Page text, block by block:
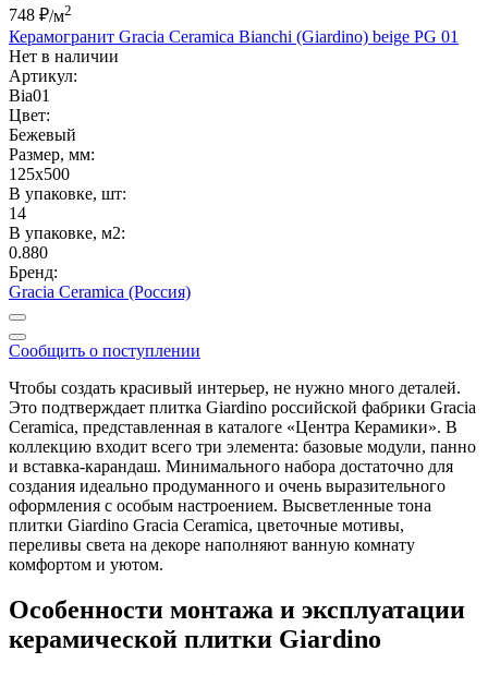
748 ₽/м2
Керамогранит Gracia Ceramica Bianchi (Giardino) beige PG 01
Нет в наличии
Артикул:
Bia01
Цвет:
Бежевый
Размер, мм:
125x500
В упаковке, шт:
14
В упаковке, м2:
0.880
Бренд:
Gracia Ceramica (Россия)
Сообщить о поступлении
Чтобы создать красивый интерьер, не нужно много деталей.
Это подтверждает плитка Giardino российской фабрики Gracia
Ceramica, представленная в каталоге «Центра Керамики». В
коллекцию входит всего три элемента: базовые модули, панно
и вставка-карандаш. Минимального набора достаточно для
создания идеально продуманного и очень выразительного
оформления с особым настроением. Высветленные тона
плитки Giardino Gracia Ceramica, цветочные мотивы,
переливы света на декоре наполняют ванную комнату
комфортом и уютом.
Особенности монтажа и эксплуатации
керамической плитки Giardino